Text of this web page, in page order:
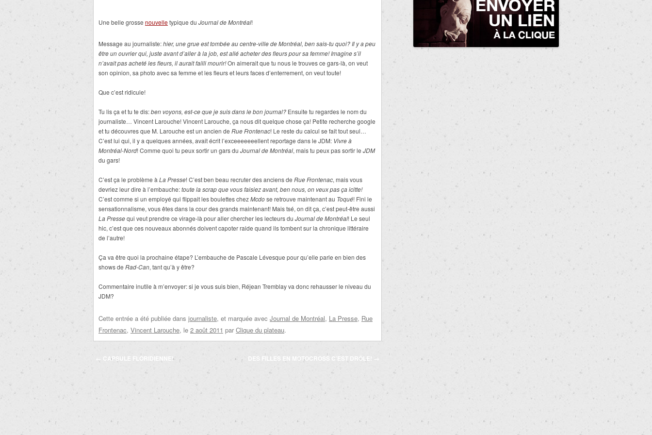
Une belle grosse nouvelletypique du Journal de Montréal!
Message au journaliste:hier, une grue est tombée au centre-ville de Montréal, ben sais-tu quoi? Il y a peu
être un ouvrier qui, juste avant d’aller à la job, est allé acheter des fleurs pour sa femme! Imagine s’il
n’avait pas acheté les fleurs, il aurait failli mourir!On aimerait que tu nous le trouves ce gars-là, on veut
son opinion, sa photo avec sa femme et les fleurs et leurs faces d’enterrement, on veut toute!
Que c’est ridicule!
Tu lis ça et tu te dis:ben voyons, est-ce que je suis dans le bon journal? Ensuite tu regardes le nom du
journaliste… Vincent Larouche! Vincent Larouche, ça nous dit quelque chose ça! Petite recherche google
et tu découvres que M. Larouche est un ancien de Rue Frontenac! Le reste du calcul se fait tout seul…
C’est lui qui, il y a quelques années, avait écrit l’exceeeeeeellent reportage dans le JDM: Vivre à
Montréal-Nord! Comme quoi tu peux sortir un gars du Journal de Montréal, mais tu peux pas sortir le JDM
du gars!
C’est ça le problème à La Presse! C’est ben beau recruter des anciens de Rue Frontenac, mais vous
devriez leur dire à l’embauche:toute la scrap que vous faisiez avant, ben nous, on veux pas ça icitte!
C’est comme si un employé qui flippait les boulettes chezMcdose retrouve maintenant au Toqué! Fini le
sensationnalisme, vous êtes dans la cour des grands maintenant! Mais tsé, on dit ça, c’est peut-être aussi
La Pressequi veut prendre ce virage-là pour aller chercher les lecteurs du Journal de Montréal! Le seul
hic, c’est que ces nouveaux abonnés doivent capoter raide quand ils tombent sur la chronique littéraire
de l’autre!
Ça va être quoi la prochaine étape? L’embauche de Pascale Lévesque pour qu’elle parle en bien des
shows de Rad-Can, tant qu’à y être?
Commentaire inutile à m’envoyer: si je vous suis bien, Réjean Tremblay va donc rehausser le niveau du
JDM?
Cette entrée a été publiée dans journaliste, et marquée avec Journal de Montréal, La Presse, Rue
Frontenac, Vincent Larouche, le 2 août 2011 par Clique du plateau.
Navigation
← CAPSULE FLORIDIENNE! DES FILLES EN MOTOCROSS C’EST DRÔLE! →